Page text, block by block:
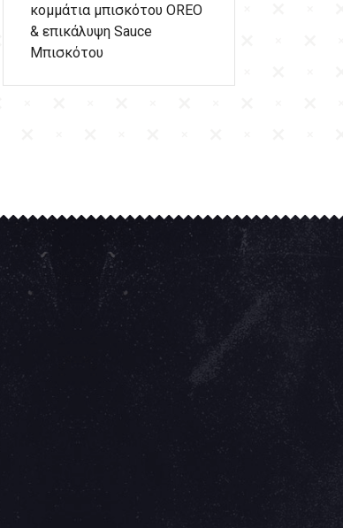
κομμάτια μπισκότου OREO
& επικάλυψη Sauce
Μπισκότου